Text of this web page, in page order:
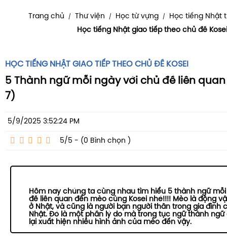
Trang chủ / Thư viện / Học từ vựng /
Học tiếng Nhật
Học tiếng Nhật giao tiếp theo chủ đề Kosei
HỌC TIẾNG NHẬT GIAO TIẾP THEO CHỦ ĐỀ KOSEI
5 Thành ngữ mỗi ngày với chủ đề liên quan
7)
5/9/2025 3:52:24 PM
5/5 - (0 Bình chọn )
Hôm nay chúng ta cùng nhau tìm hiểu 5 thành ngữ
đề liên quan đến mèo cùng Kosei nhé!!!! Mèo là động
ở Nhật, và cũng là người bạn người thân trong gia đình
Nhật. Đó là một phần lý do mà trong tục ngữ thành ngữ
lại xuất hiện nhiều hình ảnh của mèo đến vậy.